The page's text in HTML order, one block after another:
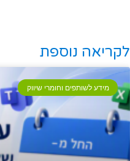
לקריאה נוספת
מידע לשותפים וחומרי שיווק